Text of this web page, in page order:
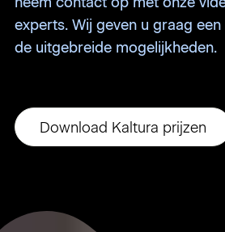
experts. Wij geven u graag
de uitgebreide mogelijkheden.
Download Kaltura prijzen